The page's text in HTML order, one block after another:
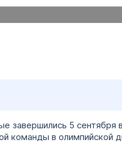
завершились 5
команды в олимпийской